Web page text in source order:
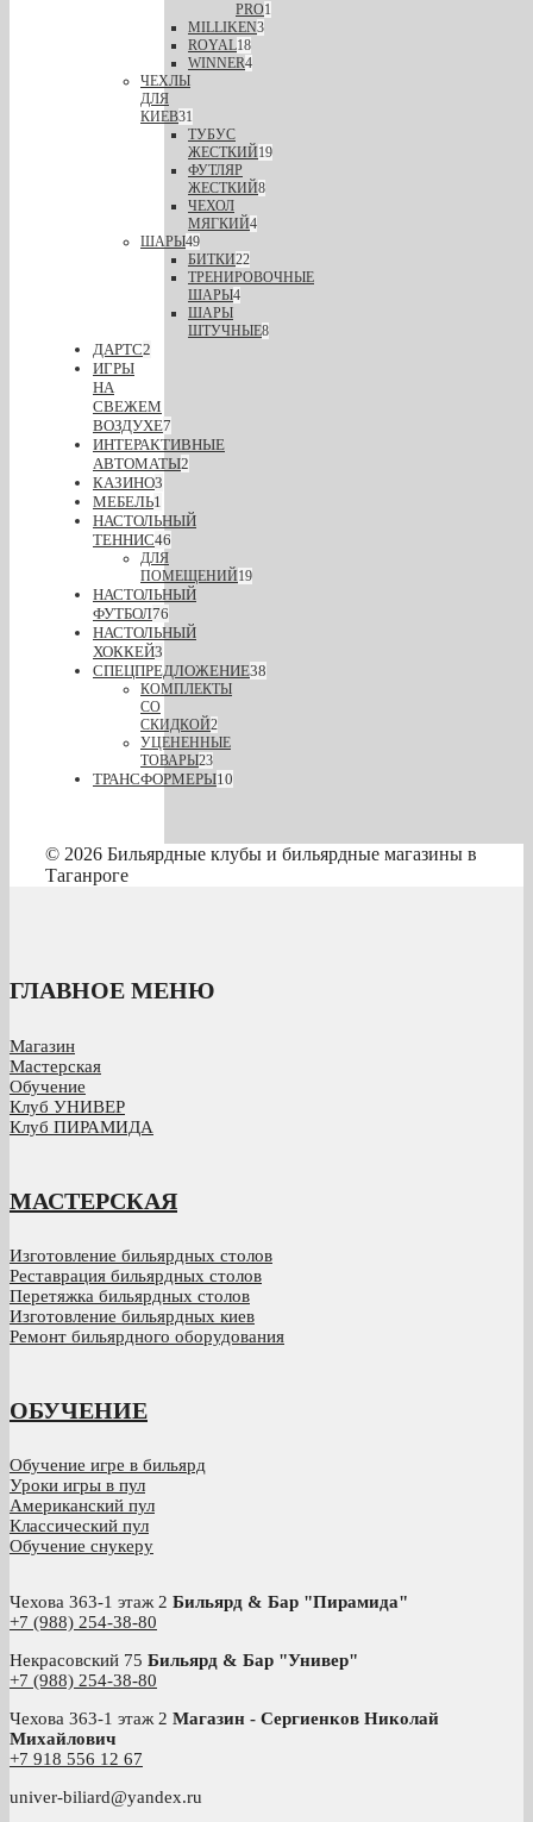
PRO1
MILLIKEN3
ROYAL18
WINNER4
ЧЕХЛЫ
ДЛЯ
КИЕВ31
ТУБУС
ЖЕСТКИЙ19
ФУТЛЯР
ЖЕСТКИЙ8
ЧЕХОЛ
МЯГКИЙ4
ШАРЫ49
БИТКИ22
ТРЕНИРОВОЧНЫЕ
ШАРЫ4
ШАРЫ
ШТУЧНЫЕ8
ДАРТС2
ИГРЫ
НА
СВЕЖЕМ
ВОЗДУХЕ7
ИНТЕРАКТИВНЫЕ
АВТОМАТЫ2
КАЗИНО3
МЕБЕЛЬ1
НАСТОЛЬНЫЙ
ТЕННИС46
ДЛЯ
ПОМЕЩЕНИЙ19
НАСТОЛЬНЫЙ
ФУТБОЛ76
НАСТОЛЬНЫЙ
ХОККЕЙ3
СПЕЦПРЕДЛОЖЕНИЕ38
КОМПЛЕКТЫ
СО
СКИДКОЙ2
УЦЕНЕННЫЕ
ТОВАРЫ23
ТРАНСФОРМЕРЫ10
© 2026 Бильярдные клубы и бильярдные магазины в
Таганроге
ГЛАВНОЕ МЕНЮ
Магазин
Мастерская
Обучение
Клуб УНИВЕР
Клуб ПИРАМИДА
МАСТЕРСКАЯ
Изготовление бильярдных столов
Реставрация бильярдных столов
Перетяжка бильярдных столов
Изготовление бильярдных киев
Ремонт бильярдного оборудования
ОБУЧЕНИЕ
Обучение игре в бильярд
Уроки игры в пул
Американский пул
Классический пул
Обучение снукеру
Чехова 363-1 этаж 2 Бильярд & Бар "Пирамида"
+7 (988) 254-38-80
Некрасовский 75 Бильярд & Бар "Универ"
+7 (988) 254-38-80
Чехова 363-1 этаж 2 Магазин - Сергиенков Николай
Михайлович
+7 918 556 12 67
univer-biliard@yandex.ru